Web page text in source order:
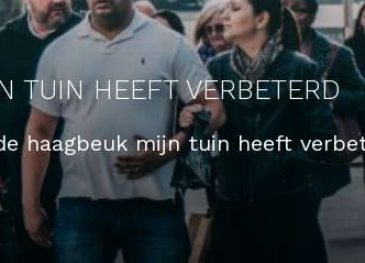
TUIN HEEFT VERBETERD
haagbeuk mijn tuin heeft